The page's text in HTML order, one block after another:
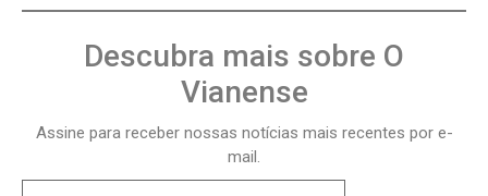
Descubra mais sobre O
Vianense
Assine para receber nossas notícias mais recentes por e-
mail.